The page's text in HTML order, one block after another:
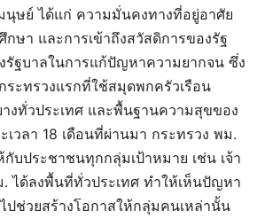
นุษย์ ได้แก่ ความมั่นคงทางที่อยู่อาศัย
ษา และการเข้าถึงสวัสดิการของรัฐ
รัฐบาลในการแก้ปัญหาความยากจน ซึ่ง
ระทรวงแรกที่ใช้สมุดพกครัวเรือน
งทั่วประเทศ และพื้นฐานความสุขของ
เวลา 18 เดือนที่ผ่านมา กระทรวง พม.
บประชาชนทุกกลุ่มเป้าหมาย เช่น เจ้า
ได้ลงพื้นที่ทั่วประเทศ ทำให้เห็นปัญหา
ไปช่วยสร้างโอกาสให้กลุ่มคนเหล่านั้น